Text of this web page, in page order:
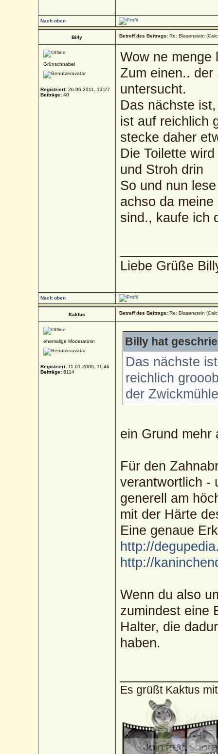
Nach oben
Billy Betreff des Beitrags: Re: Blasenstein
Grünschnabel
Registriert: 26.06.2011, 13:27
Beiträge: 40
Wow ne menge
Zum einen..
untersucht.
Das nächste
ist auf reichlich
stecke daher
Die Toilette
und Stroh drin
So und nun
achso da
sind., kaufe ich
Liebe Grüße
Nach oben
Kaktus Betreff des Beitrags: Re: Blasenstein
ehemalige Moderatorin
Registriert: 11.01.2009, 11:46
Beiträge: 6114
Billy hat
Das nächste
reichlich
der
ein Grund
Für den
verantwortlich -
generell am
mit der Härte
Eine genaue
http://
http://
Wenn du also
zumindest eine
Halter, die
haben.
Es grüßt Kaktus